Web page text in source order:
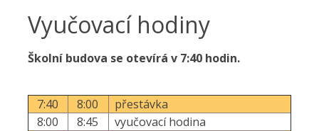
Vyučovací hodiny
Školní budova se otevírá v 7:40 hodin.
7:40 8:00
přestávka
8:00
8:45
vyučovací hodina